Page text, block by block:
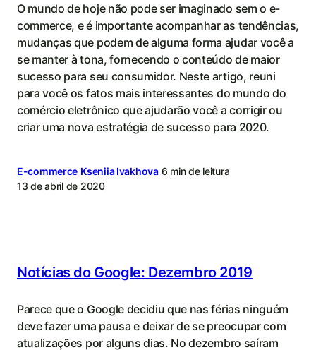
O mundo de hoje não pode ser imaginado sem o e-
commerce, e é importante acompanhar as tendências,
mudanças que podem de alguma forma ajudar você a
se manter à tona, fornecendo o conteúdo de maior
sucesso para seu consumidor. Neste artigo, reuni
para você os fatos mais interessantes do mundo do
comércio eletrônico que ajudarão você a corrigir ou
criar uma nova estratégia de sucesso para 2020.
E-commerce Kseniia Ivakhova 6 min de leitura
13 de abril de 2020
Notícias do Google: Dezembro 2019
Parece que o Google decidiu que nas férias ninguém
deve fazer uma pausa e deixar de se preocupar com
atualizações por alguns dias. No dezembro saíram